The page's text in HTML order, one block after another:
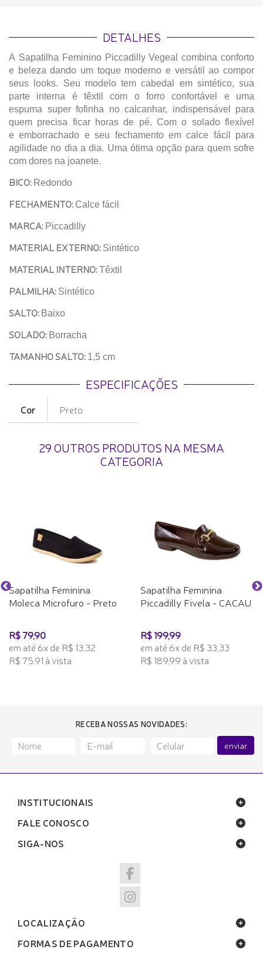
DETALHES
A Sapatilha Feminino Piccadilly Vegeal combina conforto
e beleza dando um toque moderno e versátil ao compor
seus looks. Seu modelo tem cabedal em sintético, sua
parte interna é têxtil com o forro confortável e uma
espuma super fofinha no calcanhar, indispensável para
quem precisa ficar horas de pé. Com o solado flexível
e emborrachado e seu fechamento em calce fácil para
agilidade no dia a dia. Uma ótima opção para quem sofre
com dores na joanete.
BICO: Redondo
FECHAMENTO: Calce fácil
MARCA: Piccadilly
MATERIAL EXTERNO: Sintético
MATERIAL INTERNO:Têxtil
PALMILHA: Sintético
SALTO: Baixo
SOLADO: Borracha
TAMANHO SALTO: 1,5 cm
ESPECIFICAÇÕES
Cor Preto
29 OUTROS PRODUTOS NA MESMA
CATEGORIA
Sapatilha Feminina
Moleca Microfuro - Preto
R$ 79,90
em até 6x de R$ 13,32
R$ 75,91 à vista
Sapatilha Feminina
Piccadilly Fivela - CACAU
R$ 199,99
em até 6x de R$ 33,33
R$ 189,99 à vista
RECEBA NOSSAS NOVIDADES:
enviar
INSTITUCIONAIS
FALE CONOSCO
SIGA-NOS
LOCALIZAÇÃO
FORMAS DE PAGAMENTO